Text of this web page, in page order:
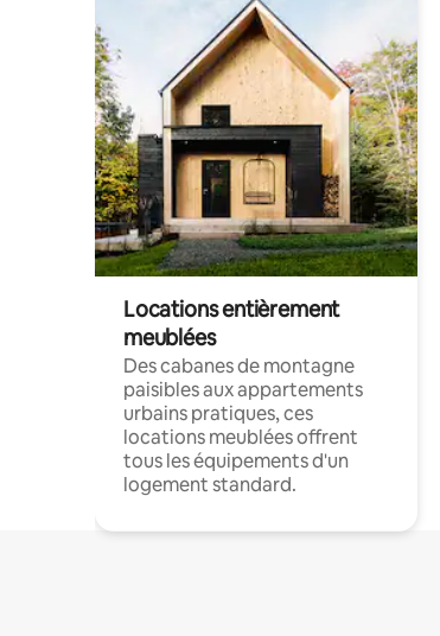
Locations entièrement
meublées
Des cabanes de montagne
paisibles aux appartements
urbains pratiques, ces
locations meublées offrent
tous les équipements d'un
logement standard.